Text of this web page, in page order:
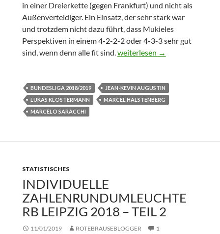
in einer Dreierkette (gegen Frankfurt) und nicht als
Außenverteidiger. Ein Einsatz, der sehr stark war
und trotzdem nicht dazu führt, dass Mukieles
Perspektiven in einem 4-2-2-2 oder 4-3-3 sehr gut
sind, wenn denn alle fit sind.Marcel Halstenberg: nur
weiterlesen →
BUNDESLIGA 2018/2019
JEAN-KEVIN AUGUSTIN
LUKAS KLOSTERMANN
MARCEL HALSTENBERG
MARCELO SARACCHI
STATISTISCHES
INDIVIDUELLE
ZAHLENRUNDUMLEUCHTE
RB LEIPZIG 2018 – TEIL 2
11/01/2019 ROTEBRAUSEBLOGGER
1